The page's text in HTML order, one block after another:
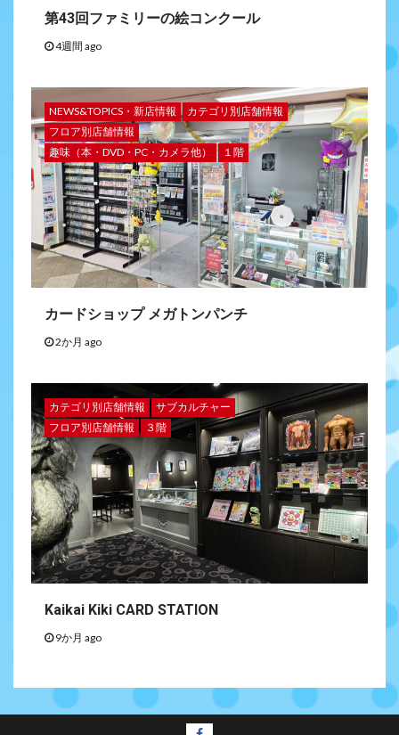
第43回ファミリーの絵コンクール
4週間 ago
NEWS&TOPICS・新店情報
カテゴリ別店舗情報
フロア別店舗情報
趣味（本・DVD・PC・カメラ他）
１階
カードショップ メガトンパンチ
2か月 ago
カテゴリ別店舗情報
サブカルチャー
フロア別店舗情報
３階
Kaikai Kiki CARD STATION
9か月 ago